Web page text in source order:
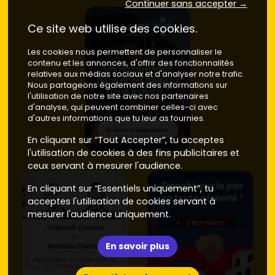
900 et 3 700 €/m²pour une maison neuve
prestation et l'emplacement. Pour une maison de
à 110 m² avec jardin, le budget global (hors cuisine
équipée haut de gamme et aménagements
extérieurs complets) se situe souvent entre
et 380 000 €. Lesfrais de notaire réduits
Ancien: les maisons anciennes du secteur se
négocient généralement entre2 000 et 2 600 €/m²
avec un budget total fréquemment compris entre
180 000 et 300 000 €selon l'état et la surface.
Prévois des frais de notaire autour de 7 à 8 %
souvent, une enveloppe travaux.
: les maisons respectant laRE 2020
offrent une
isolation, uneétanchéité à l'air
Continuer sans accepter →
Ce site web utilise des cookies.
Les cookies nous permettent de personnaliser le
contenu et les annonces, d'offrir des fonctionnalités
relatives aux médias sociaux et d'analyser notre trafic.
Nous partageons également des informations sur
l'utilisation de notre site avec nos partenaires
d'analyse, qui peuvent combiner celles-ci avec
d'autres informations que tu leur as fournies.
En cliquant sur “Tout Accepter”, tu acceptes
l'utilisation de cookies à des fins publicitaires et
ceux servant à mesurer l'audience.
En cliquant sur “Essentiels uniquement”, tu
acceptes l'utilisation de cookies servant à
mesurer l'audience uniquement.
En savoir plus